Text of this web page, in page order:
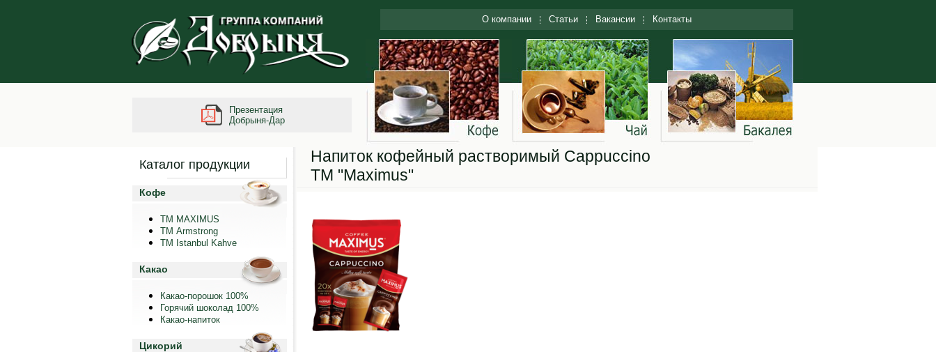
Презентация
Добрыня-Дар
О компании Статьи Вакансии Контакты
Каталог продукции
Кофе
ТМ MAXIMUS
ТМ Armstrong
TM Istanbul Kahve
Какао
Какао-порошок 100%
Горячий шоколад 100%
Какао-напиток
Цикорий
Напиток кофейный растворимый Cappuccino
ТМ "Maximus"